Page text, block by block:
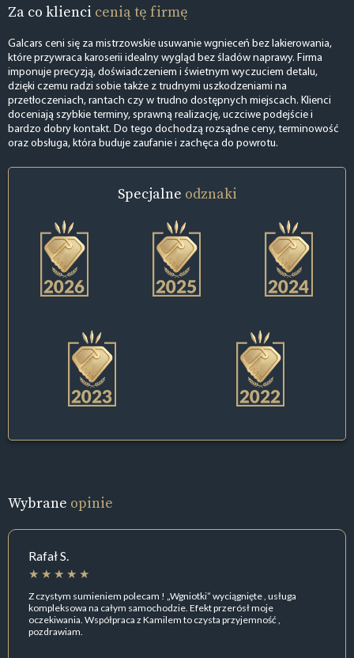
Za co klienci cenią tę firmę
Galcars ceni się za mistrzowskie usuwanie wgnieceń bez lakierowania,
które przywraca karoserii idealny wygląd bez śladów naprawy. Firma
imponuje precyzją, doświadczeniem i świetnym wyczuciem detalu,
dzięki czemu radzi sobie także z trudnymi uszkodzeniami na
przetłoczeniach, rantach czy w trudno dostępnych miejscach. Klienci
doceniają szybkie terminy, sprawną realizację, uczciwe podejście i
bardzo dobry kontakt. Do tego dochodzą rozsądne ceny, terminowość
oraz obsługa, która buduje zaufanie i zachęca do powrotu.
Specjalne odznaki
Wybrane opinie
Rafał S.
Z czystym sumieniem polecam ! „Wgniotki” wyciągnięte , usługa
kompleksowa na całym samochodzie. Efekt przerósł moje
oczekiwania. Współpraca z Kamilem to czysta przyjemność ,
pozdrawiam.